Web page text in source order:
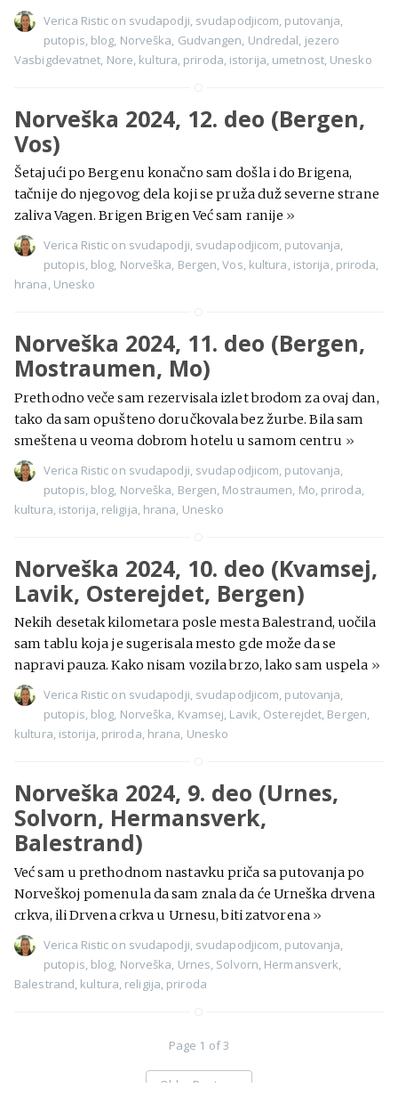
Verica Ristic on svudapodji svudapodjicom putovanja
putopis blog Norveška Gudvangen Undredal jezero
Vasbigdevatnet Nore kultura priroda istorija umetnost, Unesko
Norveška 2024, 12. deo (Bergen,
Vos)
Šetajući po Bergenu konačno sam došla i do Brigena,
tačnije do njegovog dela koji se pruža duž severne strane
zaliva Vagen. Brigen Brigen Već sam ranije »
Verica Ristic on svudapodji, svudapodjicom, putovanja,
putopis, blog, Norveška, Bergen,Vos, kultura, istorija, priroda,
hrana, Unesko
Norveška 2024, 11. deo (Bergen,
Mostraumen, Mo)
Prethodno veče sam rezervisala izlet brodom za ovaj dan,
tako da sam opušteno doručkovala bez žurbe. Bila sam
smeštena u veoma dobrom hotelu u samom centru »
Verica Ristic on svudapodji svudapodjicom putovanja
putopis blog Norveška Bergen Mostraumen Mo priroda
kultura istorija religija hrana Unesko
Norveška 2024, 10. deo (Kvamsej,
Lavik, Osterejdet, Bergen)
Nekih desetak kilometara posle mesta Balestrand, uočila
sam tablu koja je sugerisala mesto gde može da se
napravi pauza. Kako nisam vozila brzo, lako sam uspela »
Verica Ristic on svudapodji, svudapodjicom, putovanja,
putopis, blog, Norveška, Kvamsej, Lavik, Osterejdet, Bergen,
kultura, istorija, priroda, hrana, Unesko
Norveška 2024, 9. deo (Urnes,
Solvorn, Hermansverk,
Balestrand)
Već sam u prethodnom nastavku priča sa putovanja po
Norveškoj pomenula da sam znala da će Urneška drvena
crkva, ili Drvena crkva u Urnesu, biti zatvorena »
Verica Ristic on svudapodji svudapodjicom putovanja
putopis blog Norveška Urnes Solvorn Hermansverk
Balestrand kultura religija priroda
Page 1 of 3
Older Posts